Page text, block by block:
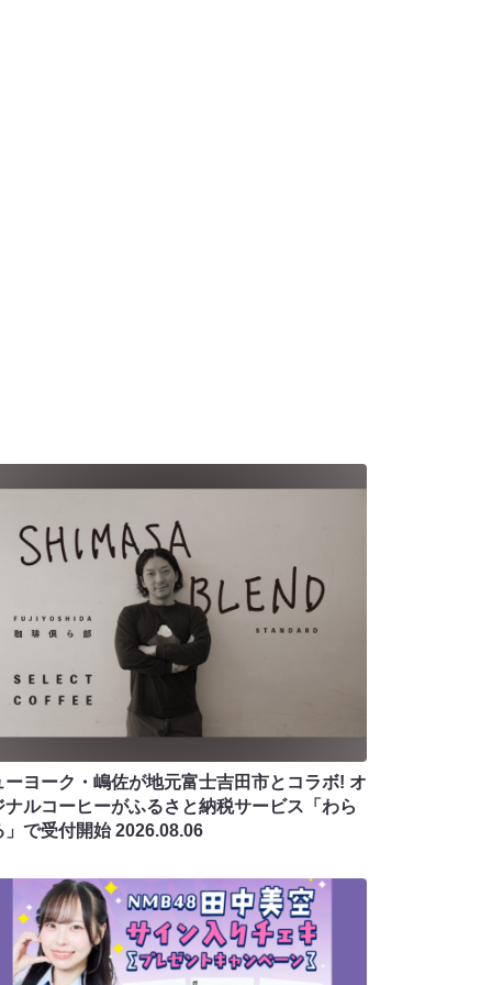
ーヨーク・嶋佐が地元富士吉田市とコラボ! オ
ナルコーヒーがふるさと納税サービス「わら
」で受付開始2026.08.06